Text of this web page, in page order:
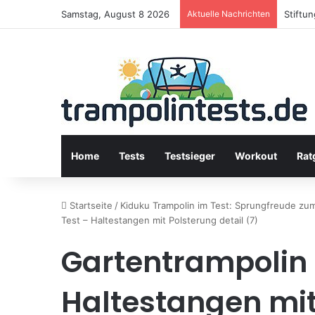
Samstag, August 8 2026 Aktuelle Nachrichten
Home Tests Testsieger Workout
Startseite / Kiduku Trampolin im Test: Sprungfreude
Test – Haltestangen mit Polsterung detail (7)
Gartentrampolin
Haltestangen